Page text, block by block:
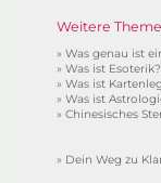
Weitere
»Was genau ist
»Was ist Esoterik?
»Was ist
»Was ist
»Chinesisches
» Dein Weg zu